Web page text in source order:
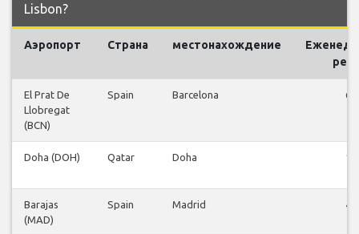
Lisbon?
Аэропорт Страна местонахождение
El Prat De
Llobregat
(BCN)
Spain Barcelona 66
Doha (DOH) Qatar Doha 10
Barajas
(MAD)
Spain Madrid 48